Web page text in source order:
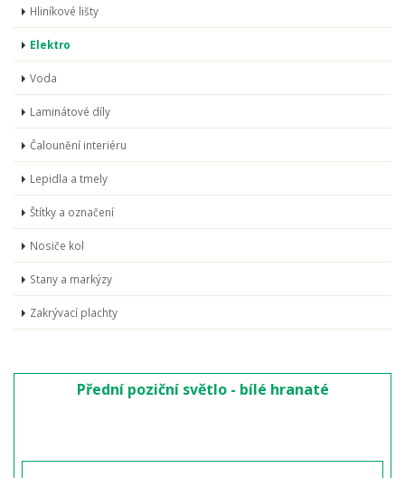
Hliníkové lišty
Elektro
Voda
Laminátové díly
Čalounění interiéru
Lepidla a tmely
Štítky a označení
Nosiče kol
Stany a markýzy
Zakrývací plachty
Přední poziční světlo - bílé hranaté